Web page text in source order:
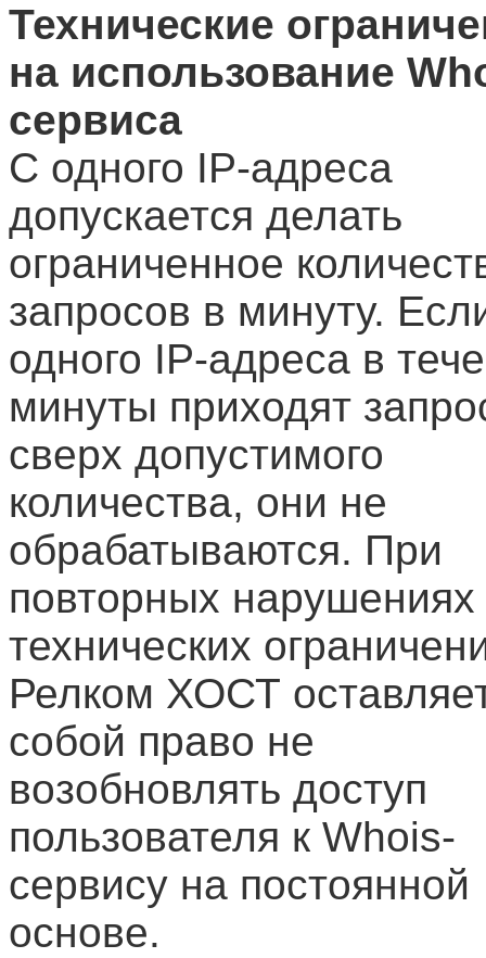
Технические
на использование
сервиса
С одного IP-адреса
допускается делать
ограниченное
запросов в минуту.
одного IP-адреса в
минуты приходят
сверх допустимого
количества, они не
обрабатываются. При
повторных нарушениях
технических
Релком ХОСТ
собой право не
возобновлять доступ
пользователя к Whois-
сервису на постоянной
основе.